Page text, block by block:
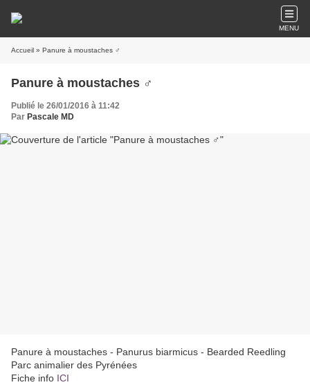
MENU
Accueil » Panure à moustaches ♂
Panure à moustaches ♂
Publié le 26/01/2016 à 11:42
Par Pascale MD
Panure à moustaches - Panurus biarmicus - Bearded Reedling
Parc animalier des Pyrénées
Fiche info ICI